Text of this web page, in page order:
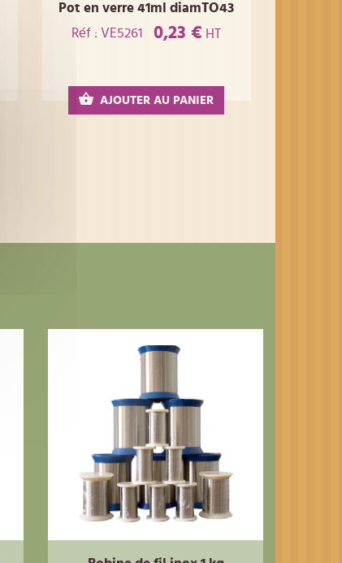
Pot en verre 41ml diamTO43
Réf : VE5261
0,23 € HT
AJOUTER AU PANIER